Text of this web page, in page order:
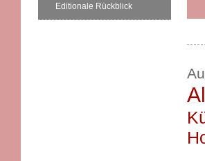
Editionale Rückblick